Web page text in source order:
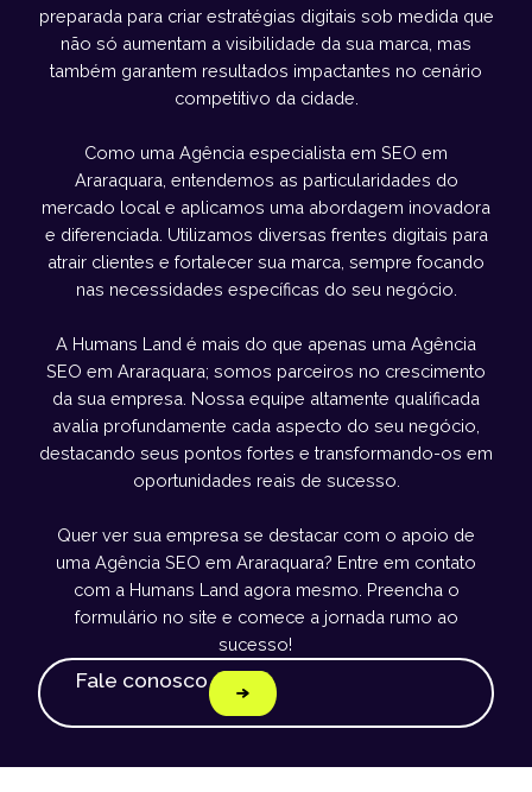
preparada para criar estratégias digitais sob medida que
não só aumentam a visibilidade da sua marca, mas
também garantem resultados impactantes no cenário
competitivo da cidade.
Como uma Agência especialista em SEO em
Araraquara, entendemos as particularidades do
mercado local e aplicamos uma abordagem inovadora
e diferenciada. Utilizamos diversas frentes digitais para
atrair clientes e fortalecer sua marca, sempre focando
nas necessidades específicas do seu negócio.
A Humans Land é mais do que apenas uma Agência
SEO em Araraquara; somos parceiros no crescimento
da sua empresa. Nossa equipe altamente qualificada
avalia profundamente cada aspecto do seu negócio,
destacando seus pontos fortes e transformando-os em
oportunidades reais de sucesso.
Quer ver sua empresa se destacar com o apoio de
uma Agência SEO em Araraquara? Entre em contato
com a Humans Land agora mesmo. Preencha o
formulário no site e comece a jornada rumo ao
sucesso!
Fale conosco